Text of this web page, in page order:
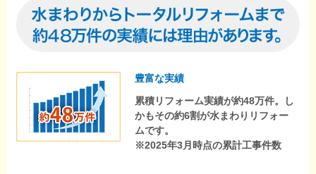
豊富な実績
累積リフォーム実績が約48万件。し
かもその約6割が水まわりリフォー
ムです。
※2025年3月時点の累計工事件数